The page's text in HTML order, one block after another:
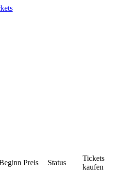
Preis Status
Tickets
kaufen